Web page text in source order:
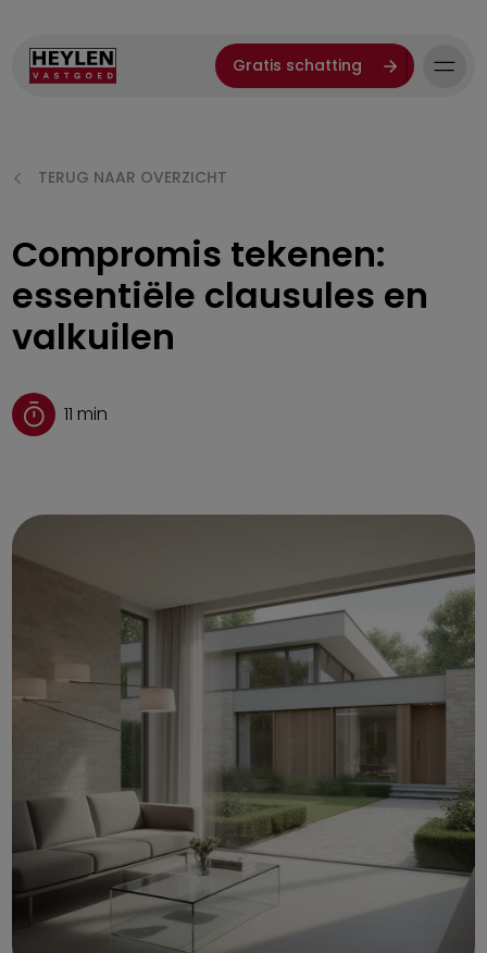
Gratis schatting
TERUG NAAR OVERZICHT
Compromis tekenen:
essentiële clausules en
valkuilen
11 min